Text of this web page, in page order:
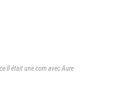
Il était une com avec Aure